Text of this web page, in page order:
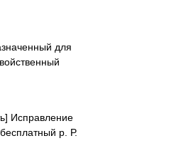
для
Исправление
р. Р.